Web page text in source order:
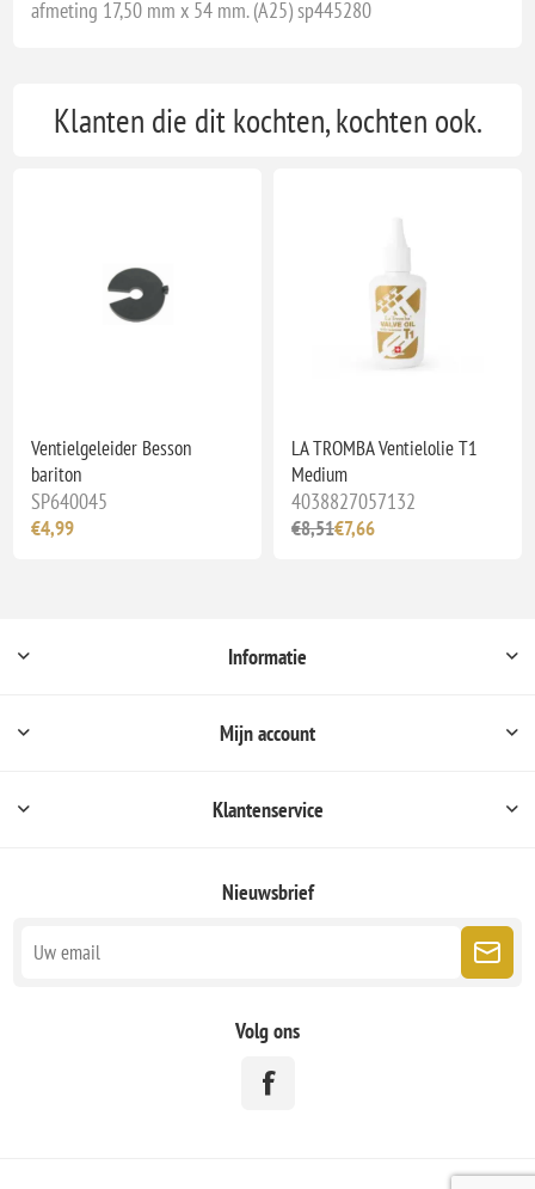
afmeting 17,50 mm x 54 mm. (A25) sp445280
Klanten die dit kochten, kochten ook.
Ventielgeleider Besson
bariton
SP640045
€4,99
LA TROMBA Ventielolie T1
Medium
4038827057132
€8,51€7,66
Informatie
Mijn account
Klantenservice
Nieuwsbrief
Volg ons